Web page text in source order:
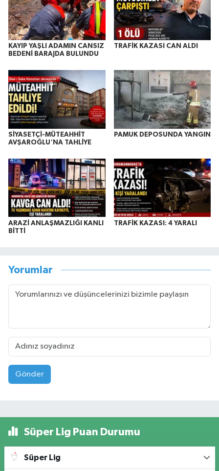
KAYIP YAŞLI ADAMIN CANSIZ
BEDENİ BARAJDA BULUNDU
TRAFİK KAZASI CAN ALDI
SİYASETÇİ-MÜTEAHHİT
AVŞAROĞLU'NA TAHLİYE
PAMUK DEPOSUNDA YANGIN
ARAZİ ANLAŞMAZLIĞI KANLI
BİTTİ
TRAFİK KAZASI: 4 YARALI
Yorumlar
Gönder
Süper Lig Puan Durumu
Süper Lig